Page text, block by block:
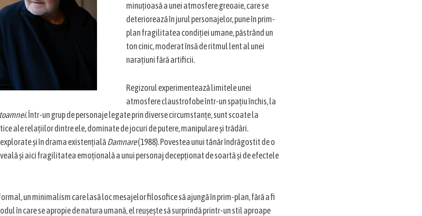
minuțioasă a unei atmosfere greoaie, care se
deteriorează în jurul personajelor, pune în prim-
plan fragilitatea condiției umane, păstrând un
ton cinic, moderat însă de ritmul lent al unei
narațiuni fără artificii.
Regizorul experimentează limitele unei
atmosfere claustrofobe într-un spațiu închis, la
. Într-un grup de personaje legate prin diverse circumstanțe, sunt scoate la
ale relațiilor dintre ele, dominate de jocuri de putere, manipulare și trădări.
și în drama existențialăDamnare(1988). Povestea unui tânăr îndrăgostit de o
și aici fragilitatea emoțională a unui personaj decepționat de soartă și de efectele
un minimalism care lasă loc mesajelor filosofice să ajungă în prim-plan, fără a fi
în care se apropie de natura umană, el reușește să surprindă printr-un stil aproape